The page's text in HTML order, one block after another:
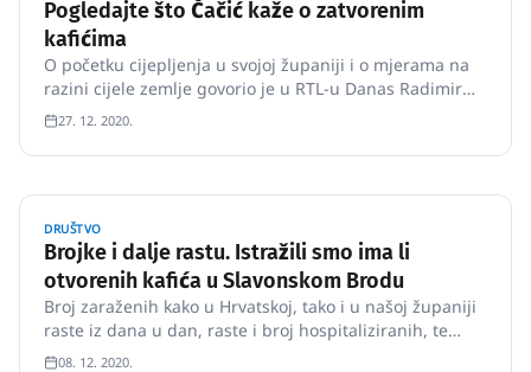
Pogledajte što Čačić kaže o zatvorenim
kafićima
O početku cijepljenja u svojoj županiji i o mjerama na
razini cijele zemlje govorio je u RTL-u Danas Radimir
Čačić, varaždinski župan i partner Vladi Andreja
Plenkovića kojoj osigurava većinu u Saboru.
27. 12. 2020.
DRUŠTVO
Brojke i dalje rastu. Istražili smo ima li
otvorenih kafića u Slavonskom Brodu
Broj zaraženih kako u Hrvatskoj, tako i u našoj županiji
raste iz dana u dan, raste i broj hospitaliziranih, te
nažalost preminulih.
08. 12. 2020.